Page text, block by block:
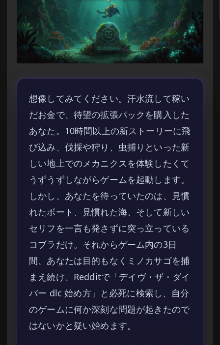
想像してみてください。汗水流して稼い
だお金で、待望の拡張パックを購入した
あなた。10時間以上の新ストーリーに飛
び込み、伐採や狩り、虫捕りといった新
しい地上でのメカニクスを体験したくて
うずうずしながらゲームを起動します。
しかし、あなたを待っていたのは、見慣
れたボート、見慣れた海、そして新しい
セリフを一言も発さずに突っ立っている
コブラだけ。それからゲーム内の3日
間、あなたは目的もなくミノカサゴを捕
まえ続け、Redditで「デイヴ・ザ・ダイ
バー dlc 始め方」と必死に検索し、自分
のゲームに何か深刻な問題が起きたので
はないかと疑い始めます。